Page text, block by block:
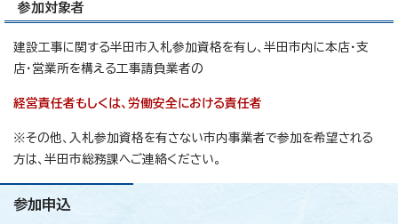
参加対象者
建設工事に関する半田市入札参加資格を有し、半田市内に本店・支
店・営業所を構える工事請負業者の
経営責任者もしくは、労働安全における責任者
※その他、入札参加資格を有さない市内事業者で参加を希望される
方は、半田市総務課へご連絡ください。
参加申込